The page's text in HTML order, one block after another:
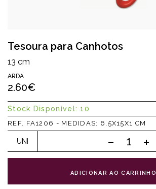
Tesoura para Canhotos
13 cm
ARDA
2.60€
Stock Disponível: 10
REF. FA1206 - MEDIDAS: 6,5X15X1 CM
UNI
ADICIONAR AO CARRINHO